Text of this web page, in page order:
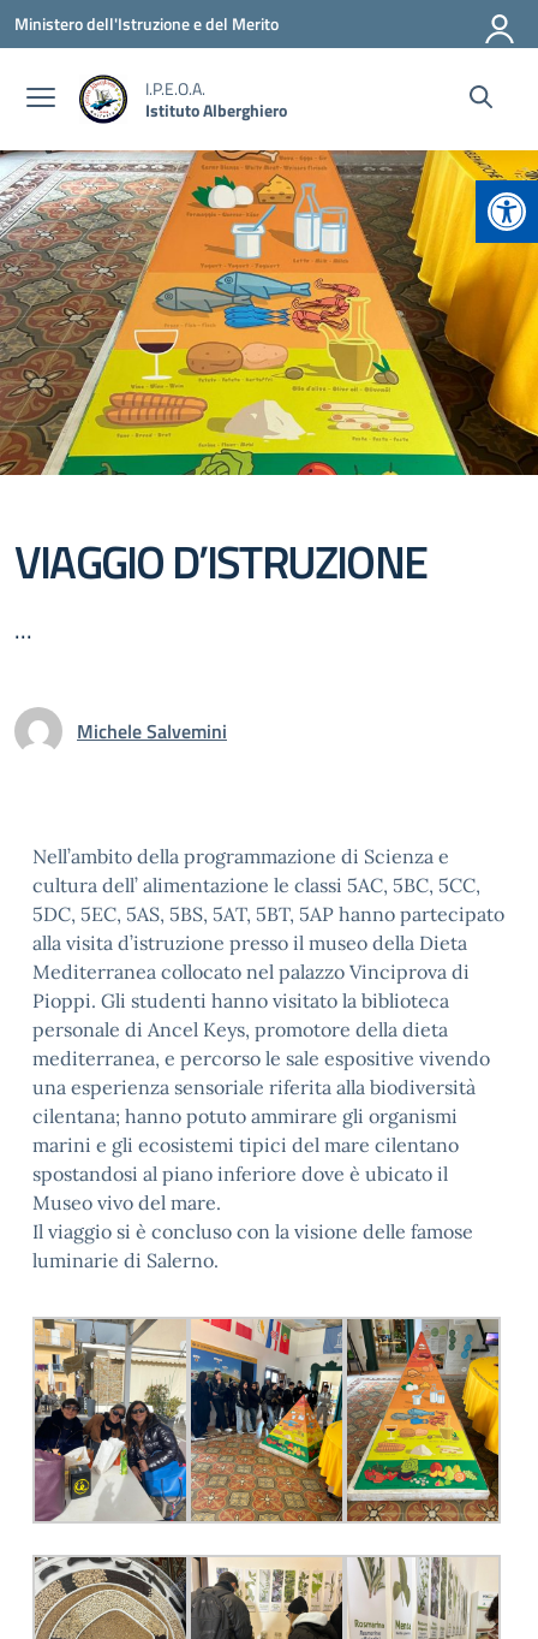
Vai ai contenuti
Vai al menu di navigazione
Vai al footer
Ministero dell'Istruzione e del Merito
I.P.E.O.A.
Istituto Alberghiero
VIAGGIO D’ISTRUZIONE
...
Michele Salvemini
Nell’ambito della programmazione di Scienza e
cultura dell’ alimentazione le classi 5AC, 5BC, 5CC,
5DC, 5EC, 5AS, 5BS, 5AT, 5BT, 5AP hanno partecipato
alla visita d’istruzione presso il museo della Dieta
Mediterranea collocato nel palazzo Vinciprova di
Pioppi. Gli studenti hanno visitato la biblioteca
personale di Ancel Keys, promotore della dieta
mediterranea, e percorso le sale espositive vivendo
una esperienza sensoriale riferita alla biodiversità
cilentana; hanno potuto ammirare gli organismi
marini e gli ecosistemi tipici del mare cilentano
spostandosi al piano inferiore dove è ubicato il
Museo vivo del mare.
Il viaggio si è concluso con la visione delle famose
luminarie di Salerno.